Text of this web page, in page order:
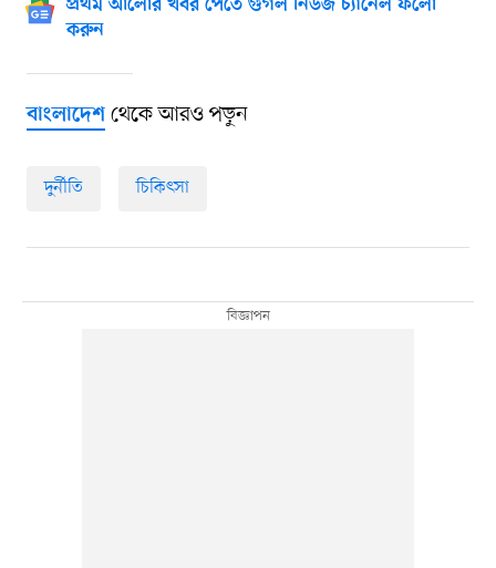
প্রথম আলোর খবর পেতে গুগল নিউজ চ্যানেল ফলো
করুন
বাংলাদেশথেকে আরও পড়ুন
দুর্নীতি চিকিৎসা